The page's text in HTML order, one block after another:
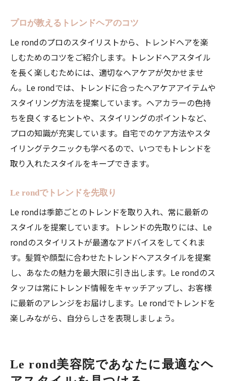
プロが教えるトレンドヘアのコツ
Le rondのプロのスタイリストから、トレンドヘアを楽
しむためのコツをご紹介します。トレンドヘアスタイル
を長く楽しむためには、適切なヘアケアが欠かせませ
ん。Le rondでは、トレンドに合ったヘアケアアイテムや
スタイリング方法を提案しています。ヘアカラーの色持
ちを良くするヒントや、スタイリングのポイントなど、
プロの知識が充実しています。自宅でのケア方法やスタ
イリングテクニックも学べるので、いつでもトレンドを
取り入れたスタイルをキープできます。
Le rondでトレンドを先取り
Le rondは季節ごとのトレンドを取り入れ、常に最新の
スタイルを提案しています。トレンドの先取りには、Le
rondのスタイリストが最適なアドバイスをしてくれま
す。髪質や顔型に合わせたトレンドヘアスタイルを提案
し、あなたの魅力を最大限に引き出します。Le rondのス
タッフは常にトレンド情報をキャッチアップし、お客様
に最新のアレンジをお届けします。Le rondでトレンドを
楽しみながら、自分らしさを表現しましょう。
Le rond美容院であなたに最適なヘ